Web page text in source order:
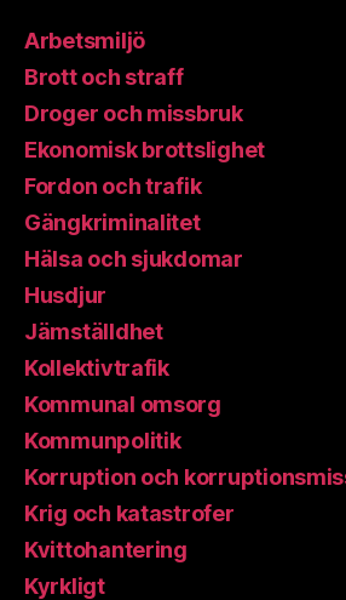
Arbetsmiljö
Brott och straff
Droger och missbruk
Ekonomisk brottslighet
Fordon och trafik
Gängkriminalitet
Hälsa och sjukdomar
Husdjur
Jämställdhet
Kollektivtrafik
Kommunal omsorg
Kommunpolitik
Korruption och
Krig och katastrofer
Kvittohantering
Kyrkligt